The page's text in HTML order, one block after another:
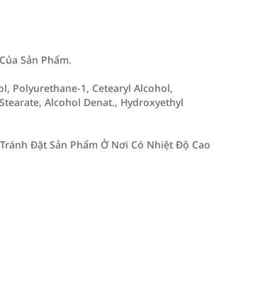
Sản Phẩm.
Polyurethane-1, Cetearyl Alcohol,
Alcohol Denat., Hydroxyethyl
Đặt Sản Phẩm Ở Nơi Có Nhiệt Độ Cao